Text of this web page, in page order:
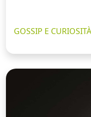
GOSSIP E CURIOSITÀ